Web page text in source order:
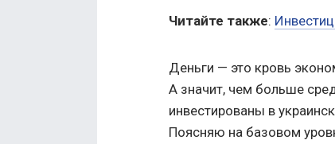
Читайте также:
Деньги — это кровь
А значит, чем больше
инвестированы в
Поясняю на базовом